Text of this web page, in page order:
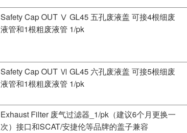
Safety Cap OUT Ⅴ GL45 五孔废液盖 可接4根细废
液管和1根粗废液管 1/pk
Safety Cap OUT Ⅵ GL45 六孔废液盖 可接5根细废
液管和1根粗废液管 1/pk
Exhaust Filter 废气过滤器_1/pk（建议6个月更换一
次）接口和SCAT/安捷伦等品牌的盖子兼容